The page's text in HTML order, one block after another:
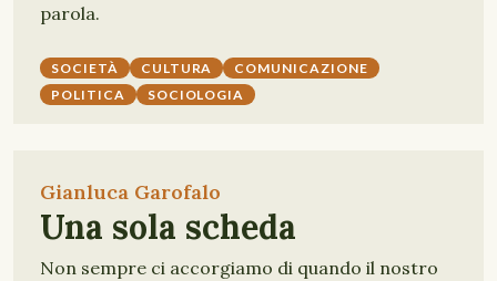
parola.
SOCIETÀ CULTURA
COMUNICAZIONE
POLITICA
SOCIOLOGIA
Gianluca Garofalo
Una sola scheda
Non sempre ci accorgiamo di quando il nostro